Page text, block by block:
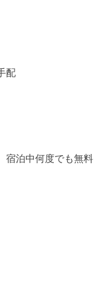
配
宿泊中何度でも無料